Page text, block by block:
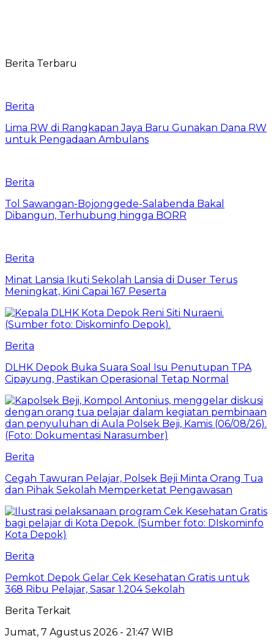
Berita Terbaru
Berita
Lima RW di Rangkapan Jaya Baru Gunakan Dana RW
untuk Pengadaan Ambulans
Berita
Tol Sawangan-Bojonggede-Salabenda Bakal
Dibangun, Terhubung hingga BORR
Berita
Minat Lansia Ikuti Sekolah Lansia di Duser Terus
Meningkat, Kini Capai 167 Peserta
Berita
DLHK Depok Buka Suara Soal Isu Penutupan TPA
Cipayung, Pastikan Operasional Tetap Normal
Berita
Cegah Tawuran Pelajar, Polsek Beji Minta Orang Tua
dan Pihak Sekolah Memperketat Pengawasan
Berita
Pemkot Depok Gelar Cek Kesehatan Gratis untuk
368 Ribu Pelajar, Sasar 1.204 Sekolah
Berita Terkait
Jumat, 7 Agustus 2026 - 21:47 WIB